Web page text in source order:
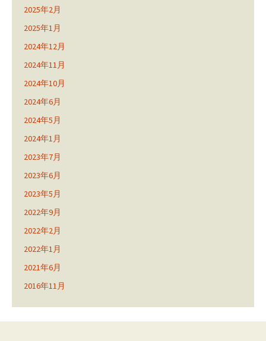
2025年2月
2025年1月
2024年12月
2024年11月
2024年10月
2024年6月
2024年5月
2024年1月
2023年7月
2023年6月
2023年5月
2022年9月
2022年2月
2022年1月
2021年6月
2016年11月